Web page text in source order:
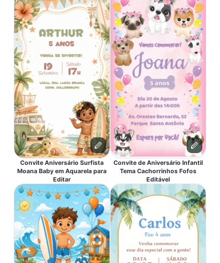
Convite Aniversário Surfista
Moana Baby em Aquarela para
Editar
Convite de Aniversário Infantil
Tema Cachorrinhos Fofos
Editável